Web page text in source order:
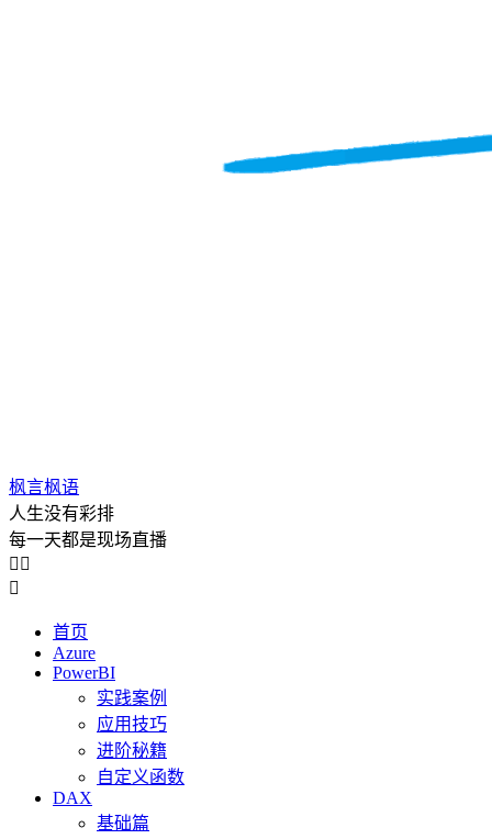
枫言枫语
人生没有彩排
每一天都是现场直播
 

首页
Azure
PowerBI
实践案例
应用技巧
进阶秘籍
自定义函数
DAX
基础篇